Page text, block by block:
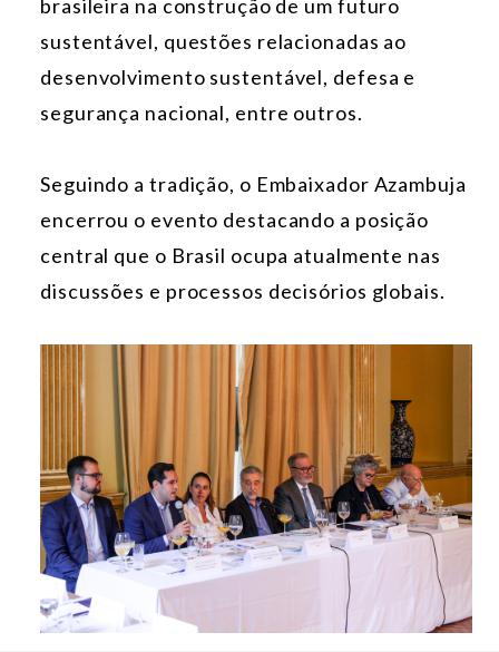
brasileira na construção de um futuro
sustentável, questões relacionadas ao
desenvolvimento sustentável, defesa e
segurança nacional, entre outros.
Seguindo a tradição, o Embaixador Azambuja
encerrou o evento destacando a posição
central que o Brasil ocupa atualmente nas
discussões e processos decisórios globais.